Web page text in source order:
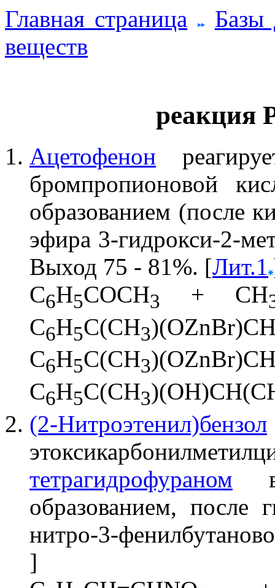
Главная страница
Базы
веществ
реакция
Ацетофенон
бромпропионовой
образованием (после
эфира 3-гидрокси-2-
Выход 75 - 81%. [Лит.1
C6H5COCH3 + CH
C6H5C(CH3
C6H5C(CH3
C6H5C(CH3
(2-Нитроэтенил)бензол
тетрагидрофураном в
образованием, после
нитро-3-
]